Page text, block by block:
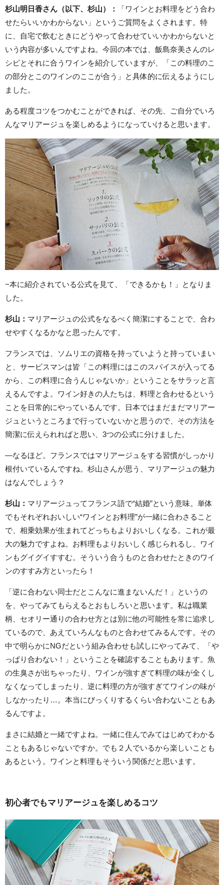
杉山明日香さん（以下、杉山）：
「ワインとお料理をどう合わ
せたらいいかわからない」というご質問をよくされます。特
に、自宅で飲むときにどうやって合わせていいかわからないと
いう内容が多いんですよね。今回の本では、飯島奈美さんのレ
シピとそれに合うワインを紹介していますが、「この料理のこ
の部分とこのワインのここが合う」と具体的に伝えるようにし
ました。
ある程度コツをつかむことができれば、その先、ご自分でいろ
んなマリアージュを楽しめるようになっていけると思います。
−本に紹介されている公式を見て、「できるかも！」となりま
した。
杉山： マリアージュの公式をなるべく簡潔にすることで、合わ
せやすくなるかなと思ったんです。
フランスでは、ソムリエの資格を持っていようと持っていまい
と、サービスマンは皆「この料理にはこのスパイスが入ってる
から、この料理に合うんじゃないか」ということをサラッと言
えるんですよ。ワイン好きの人たちは、料理と合わせるという
ことを日常的にやっているんです。日本ではまだまだマリアー
ジュというところまで行っていないかと思うので、その方法を
簡潔に伝えられればと思い、3つの公式に分けました。
—なるほど。フランスではマリアージュをする習慣がしっかり
根付いているんですね。杉山さんが思う、マリアージュの魅力
はなんでしょう？
杉山： マリアージュってフランス語で“結婚”という意味。単体
でもそれぞれおいしい“ワインとお料理”が一緒に合わさること
で、相乗効果が生まれてどっちもよりおいしくなる。これが最
大の魅力ですよね。お料理もよりおいしく感じられるし、ワイ
ンもグイグイすすむ。そういう合うものと合わせたときのワイ
ンのすすみ方といったら！
「逆に合わない同士だとこんなに進まないんだ！」というの
を、やってみてもらえるとおもしろいと思います。私は職業
柄、セオリー通りの合わせ方とは別に他の可能性を常に追求し
ているので、あえていろんなものと合わせてみるんです。その
中で明らかにNGだという組み合わせも試しにやってみて、「や
っぱり合わない！」ということを確認することもあります。魚
の生臭さが出ちゃったり、ワインが強すぎて料理の味が全くし
なくなってしまったり、逆に料理の方が強すぎてワインの味が
しなかったり…。本当にびっくりするくらい合わないこともあ
るんですよ。
まさに結婚と一緒ですよね。一緒に住んでみてはじめてわかる
こともあるじゃないですか。でも２人でいるから楽しいことも
あるという。ワインと料理もそういう関係だと思います。
初心者でもマリアージュを楽しめるコツ